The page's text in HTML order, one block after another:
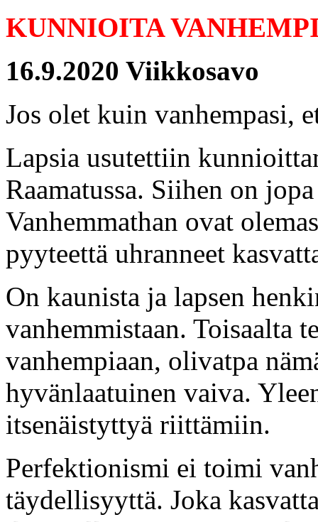
KUNNIOITA
16.9.2020 Viikkosavo
Jos olet kuin vanhempasi,
Lapsia usutettiin
Raamatussa. Siihen on
Vanhemmathan ovat
pyyteettä uhranneet
On kaunista ja lapsen
vanhemmistaan. Toisaalta
vanhempiaan, olivatpa
hyvänlaatuinen vaiva.
itsenäistyttyä riittämiin.
Perfektionismi ei toimi
täydellisyyttä. Joka